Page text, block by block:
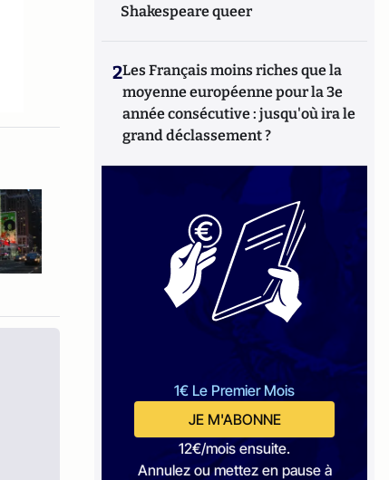
Shakespeare queer
2Les Français moins riches que la
moyenne européenne pour la 3e
année consécutive : jusqu'où ira le
grand déclassement ?
1€ Le Premier Mois
JE M'ABONNE
12€/mois ensuite.
Annulez ou mettez en pause à